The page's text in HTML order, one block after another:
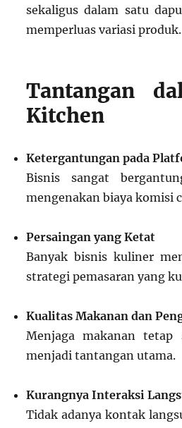
sekaligus dalam satu
memperluas variasi produk.
Tantangan
Kitchen
Ketergantungan pada
Bisnis sangat
mengenakan biaya komisi
Persaingan yang Ketat
Banyak bisnis kuliner
strategi pemasaran yang
Kualitas Makanan dan
Menjaga makanan
menjadi tantangan utama.
Kurangnya Interaksi
Tidak adanya kontak